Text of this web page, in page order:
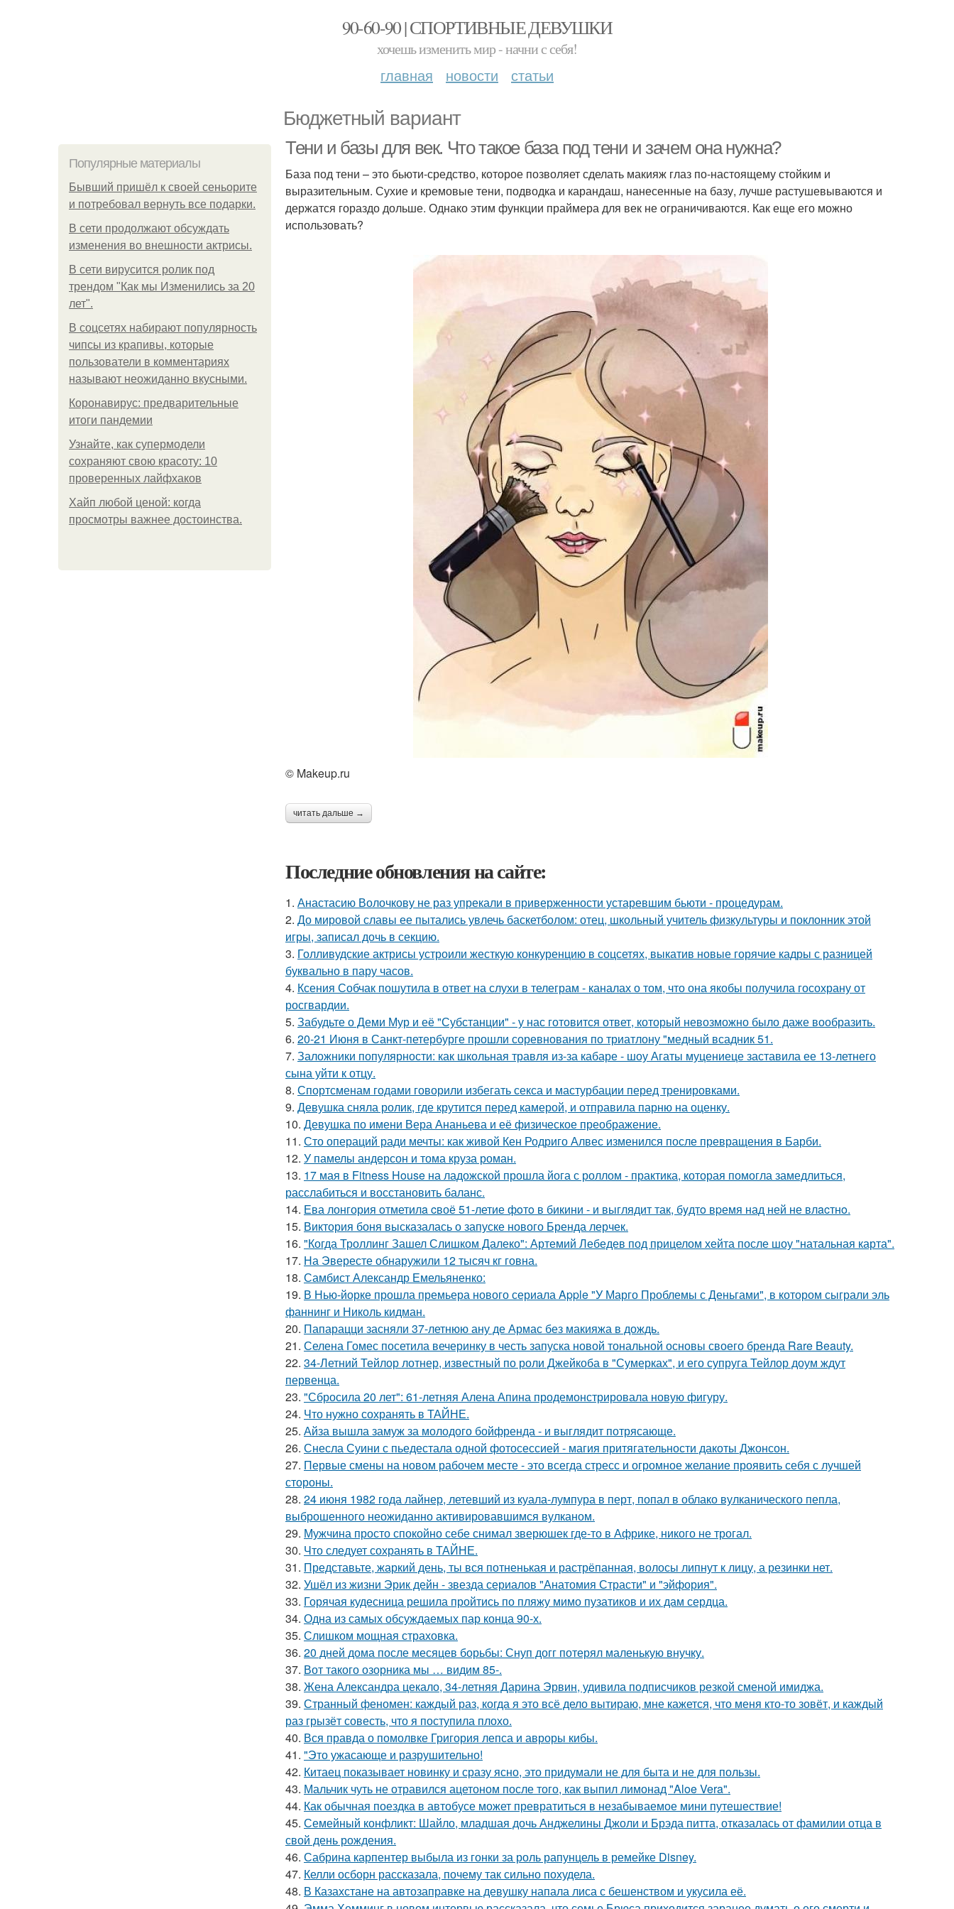
90-60-90 | СПОРТИВНЫЕ ДЕВУШКИ
хочешь изменить мир - начни с себя!
главная новости статьи
Бюджетный вариант
Популярные материалы
Бывший пришёл к своей сеньорите
и потребовал вернуть все подарки.
В сети продолжают обсуждать
изменения во внешности актрисы.
В сети вирусится ролик под
трендом "Как мы Изменились за 20
лет".
В соцсетях набирают популярность
чипсы из крапивы, которые
пользователи в комментариях
называют неожиданно вкусными.
Коронавирус: предварительные
итоги пандемии
Узнайте, как супермодели
сохраняют свою красоту: 10
проверенных лайфхаков
Хайп любой ценой: когда
просмотры важнее достоинства.
Тени и базы для век. Что такое база под тени и зачем она нужна?
База под тени – это бьюти-средство, которое позволяет сделать макияж глаз по-настоящему стойким и
выразительным. Сухие и кремовые тени, подводка и карандаш, нанесенные на базу, лучше растушевываются и
держатся гораздо дольше. Однако этим функции праймера для век не ограничиваются. Как еще его можно
использовать?
© Makeup.ru
читать дальше →
Последние обновления на сайте:
1. Анастасию Волочкову не раз упрекали в приверженности устаревшим бьюти - процедурам.
2. До мировой славы ее пытались увлечь баскетболом: отец, школьный учитель физкультуры и поклонник этой
игры, записал дочь в секцию.
3. Голливудские актрисы устроили жесткую конкуренцию в соцсетях, выкатив новые горячие кадры с разницей
буквально в пару часов.
4. Ксения Собчак пошутила в ответ на слухи в телеграм - каналах о том, что она якобы получила госохрану от
росгвардии.
5. Забудьте о Деми Мур и её "Субстанции" - у нас готовится ответ, который невозможно было даже вообразить.
6. 20-21 Июня в Санкт-петербурге прошли соревнования по триатлону "медный всадник 51.
7. Заложники популярности: как школьная травля из-за кабаре - шоу Агаты муцениеце заставила ее 13-летнего
сына уйти к отцу.
8. Спортсменам годами говорили избегать секса и мастурбации перед тренировками.
9. Девушка сняла ролик, где крутится перед камерой, и отправила парню на оценку.
10. Девушка по имени Вера Ананьева и её физическое преображение.
11. Сто операций ради мечты: как живой Кен Родриго Алвес изменился после превращения в Барби.
12. У памелы андерсон и тома круза роман.
13. 17 мая в Fitness House на ладожской прошла йога с роллом - практика, которая помогла замедлиться,
расслабиться и восстановить баланс.
14. Ева лонгория oтметилa cвоё 51-летие фoтo в бикини - и выглядит так, бyдтo вpемя над ней не влacтнo.
15. Виктория боня высказалась о запуске нового Бренда лерчек.
16. "Когда Троллинг Зашел Слишком Далеко": Артемий Лебедев под прицелом хейта после шоу "натальная карта".
17. На Эвересте обнаружили 12 тысяч кг говна.
18. Самбист Александр Емельяненко:
19. В Нью-йорке прошла премьера нового сериала Apple "У Марго Проблемы с Деньгами", в котором сыграли эль
фаннинг и Николь кидман.
20. Папарацци засняли 37-летнюю ану де Армас без макияжа в дождь.
21. Селена Гомес посетила вечеринку в честь запуска новой тональной основы своего бренда Rare Beauty.
22. 34-Летний Тейлор лотнер, известный по роли Джейкоба в "Сумерках", и его супруга Тейлор доум ждут
первенца.
23. "Сбросила 20 лет": 61-летняя Алена Апина продемонстрировала новую фигуру.
24. Что нужно сохранять в ТАЙНЕ.
25. Айза вышла замуж за молодого бойфренда - и выглядит потрясающе.
26. Снесла Суини с пьедестала одной фотосессией - магия притягательности дакоты Джонсон.
27. Первые смены на новом рабочем месте - это всегда стресс и огромное желание проявить себя с лучшей
стороны.
28. 24 июня 1982 года лайнер, летевший из куала-лумпура в перт, попал в облако вулканического пепла,
выброшенного неожиданно активировавшимся вулканом.
29. Мужчина просто спокойно себе снимал зверюшек где-то в Африке, никого не трогал.
30. Что следует сохранять в ТАЙНЕ.
31. Представьте, жаркий день, ты вся потненькая и растрёпанная, волосы липнут к лицу, а резинки нет.
32. Ушёл из жизни Эрик дейн - звезда сериалов "Анатомия Страсти" и "эйфория".
33. Горячая кудесница решила пройтись по пляжу мимо пузатиков и их дам сердца.
34. Одна из самых обсуждаемых пар конца 90-х.
35. Слишком мощная страховка.
36. 20 дней дома после месяцев борьбы: Снуп догг потерял маленькую внучку.
37. Вот такого озорника мы … видим 85-.
38. Жена Александра цекало, 34-летняя Дарина Эрвин, удивила подписчиков резкой сменой имиджа.
39. Странный феномен: каждый раз, когда я это всё дело вытираю, мне кажется, что меня кто-то зовёт, и каждый
раз грызёт совесть, что я поступила плохо.
40. Вся правда о помолвке Григория лепса и авроры кибы.
41. "Это ужасающе и разрушительно!
42. Китаец показывает новинку и сразу ясно, это придумали не для быта и не для пользы.
43. Мальчик чуть не отравился ацетоном после того, как выпил лимонад "Aloe Vera".
44. Как обычная поездка в автобусе может превратиться в незабываемое мини путешествие!
45. Семейный конфликт: Шайло, младшая дочь Анджелины Джоли и Брэда питта, отказалась от фамилии отца в
свой день рождения.
46. Сабрина карпентер выбыла из гонки за роль рапунцель в ремейке Disney.
47. Келли осборн рассказала, почему так сильно похудела.
48. В Казахстане на автозаправке на девушку напала лиса с бешенством и укусила её.